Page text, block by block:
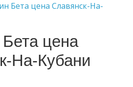
Бета цена Славянск-На-
цена
На-Кубани